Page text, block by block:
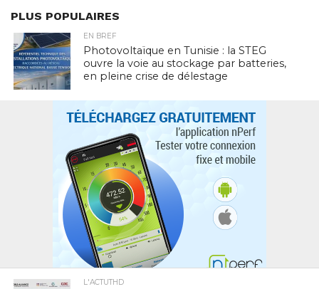
PLUS POPULAIRES
EN BREF
Photovoltaïque en Tunisie : la STEG
ouvre la voie au stockage par batteries,
en pleine crise de délestage
L'ACTUTHD